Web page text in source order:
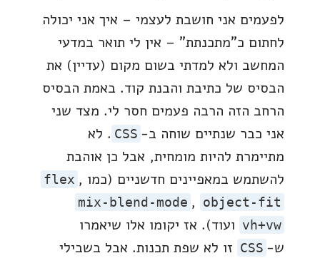
לפעמים אני חושבת לעצמי – איך אני יכולה
לחתום כ"מתכנתת" – אין לי תואר במדעי
המחשב ולא למדתי בשום מקום (עדיין) את
הבסיס של כתיבת והבנת קוד. באמת הבסיס
הרחב הזה הרבה פעמים חסר לי. מצד שני
אני כבר שנתיים שוחה ב- CSS . לא
מתיימרת להיות מומחית, אבל כן אוהבת
להשתמש במאפיינים חדשניים (כמו
flex ,
mix-blend-mode ,
object-fit
vh+vw ועוד). אז יקומו אלו שיאמרו
ש- CSS זו לא שפת תכנות. אבל בשבילי